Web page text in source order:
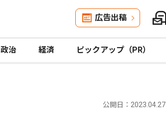
広告出稿
政治 経済 ピックアップ（PR）
公開日：2023.04.27